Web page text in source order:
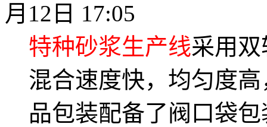
月12日 17:05
特种砂浆生产线采用
混合速度快，均匀度
品包装配备了阀口袋